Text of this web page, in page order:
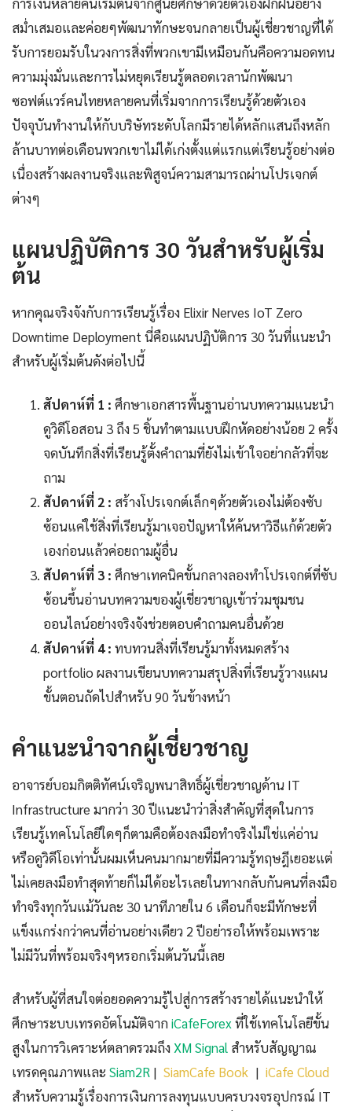
สม่ำเสมอและค่อยๆพัฒนาทักษะจนกลายเป็นผู้เชี่ยวชาญที่ได้
รับการยอมรับในวงการสิ่งที่พวกเขามีเหมือนกันคือความอดทน
ความมุ่งมั่นและการไม่หยุดเรียนรู้ตลอดเวลานักพัฒนา
ซอฟต์แวร์คนไทยหลายคนที่เริ่มจากการเรียนรู้ด้วยตัวเอง
ปัจจุบันทำงานให้กับบริษัทระดับโลกมีรายได้หลักแสนถึงหลัก
ล้านบาทต่อเดือนพวกเขาไม่ได้เก่งตั้งแต่แรกแต่เรียนรู้อย่างต่อ
เนื่องสร้างผลงานจริงและพิสูจน์ความสามารถผ่านโปรเจกต์
ต่างๆ
แผนปฏิบัติการ 30 วันสำหรับผู้เริ่ม
ต้น
หากคุณจริงจังกับการเรียนรู้เรื่อง Elixir Nerves IoT Zero
Downtime Deployment นี่คือแผนปฏิบัติการ 30 วันที่แนะนำ
สำหรับผู้เริ่มต้นดังต่อไปนี้
สัปดาห์ที่ 1 : ศึกษาเอกสารพื้นฐานอ่านบทความแนะนำ
ดูวิดีโอสอน 3 ถึง 5 ชิ้นทำตามแบบฝึกหัดอย่างน้อย 2 ครั้ง
จดบันทึกสิ่งที่เรียนรู้ตั้งคำถามที่ยังไม่เข้าใจอย่ากลัวที่จะ
ถาม
สัปดาห์ที่ 2 : สร้างโปรเจกต์เล็กๆด้วยตัวเองไม่ต้องซับ
ซ้อนแค่ใช้สิ่งที่เรียนรู้มาเจอปัญหาให้ค้นหาวิธีแก้ด้วยตัว
เองก่อนแล้วค่อยถามผู้อื่น
สัปดาห์ที่ 3 : ศึกษาเทคนิคขั้นกลางลองทำโปรเจกต์ที่ซับ
ซ้อนขึ้นอ่านบทความของผู้เชี่ยวชาญเข้าร่วมชุมชน
ออนไลน์อย่างจริงจังช่วยตอบคำถามคนอื่นด้วย
สัปดาห์ที่ 4 : ทบทวนสิ่งที่เรียนรู้มาทั้งหมดสร้าง
portfolio ผลงานเขียนบทความสรุปสิ่งที่เรียนรู้วางแผน
ขั้นตอนถัดไปสำหรับ 90 วันข้างหน้า
คำแนะนำจากผู้เชี่ยวชาญ
อาจารย์บอมกิตติทัศน์เจริญพนาสิทธิ์ผู้เชี่ยวชาญด้าน IT
Infrastructure มากว่า 30 ปีแนะนำว่าสิ่งสำคัญที่สุดในการ
เรียนรู้เทคโนโลยีใดๆก็ตามคือต้องลงมือทำจริงไม่ใช่แค่อ่าน
หรือดูวิดีโอเท่านั้นผมเห็นคนมากมายที่มีความรู้ทฤษฎีเยอะแต่
ไม่เคยลงมือทำสุดท้ายก็ไม่ได้อะไรเลยในทางกลับกันคนที่ลงมือ
ทำจริงทุกวันแม้วันละ 30 นาทีภายใน 6 เดือนก็จะมีทักษะที่
แข็งแกร่งกว่าคนที่อ่านอย่างเดียว 2 ปีอย่ารอให้พร้อมเพราะ
ไม่มีวันที่พร้อมจริงๆหรอกเริ่มต้นวันนี้เลย
สำหรับผู้ที่สนใจต่อยอดความรู้ไปสู่การสร้างรายได้แนะนำให้
ศึกษาระบบเทรดอัตโนมัติจากiCafeForex ที่ใช้เทคโนโลยีขั้น
สูงในการวิเคราะห์ตลาดรวมถึง XM Signal สำหรับสัญญาณ
เทรดคุณภาพและ Siam2R | SiamCafe Book | iCafe Cloud
สำหรับความรู้เรื่องการเงินการลงทุนแบบครบวงจรอุปกรณ์ IT